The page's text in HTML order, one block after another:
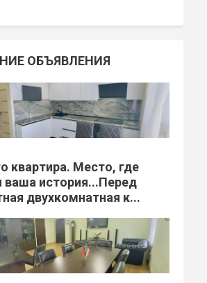
ОБЪЯВЛЕНИЯ
квартира. Место, где
ваша история...Перед
двухкомнатная к...